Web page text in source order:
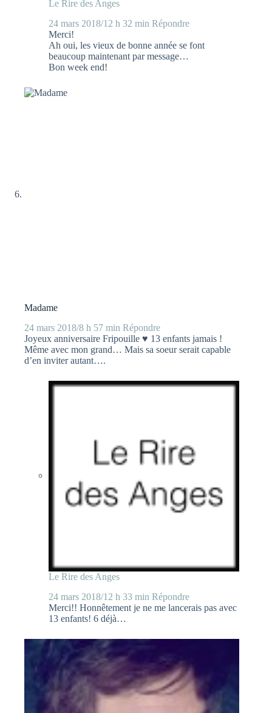
Le Rire des Anges
24 mars 2018/12 h 32 min Répondre
Merci!
Ah oui, les vieux de bonne année se font
beaucoup maintenant par message…
Bon week end!
Madame
24 mars 2018/8 h 57 min Répondre
Joyeux anniversaire Fripouille ♥ 13 enfants jamais !
Même avec mon grand… Mais sa soeur serait capable
d’en inviter autant….
Le Rire des Anges
24 mars 2018/12 h 33 min Répondre
Merci!! Honnêtement je ne me lancerais pas avec
13 enfants! 6 déjà…